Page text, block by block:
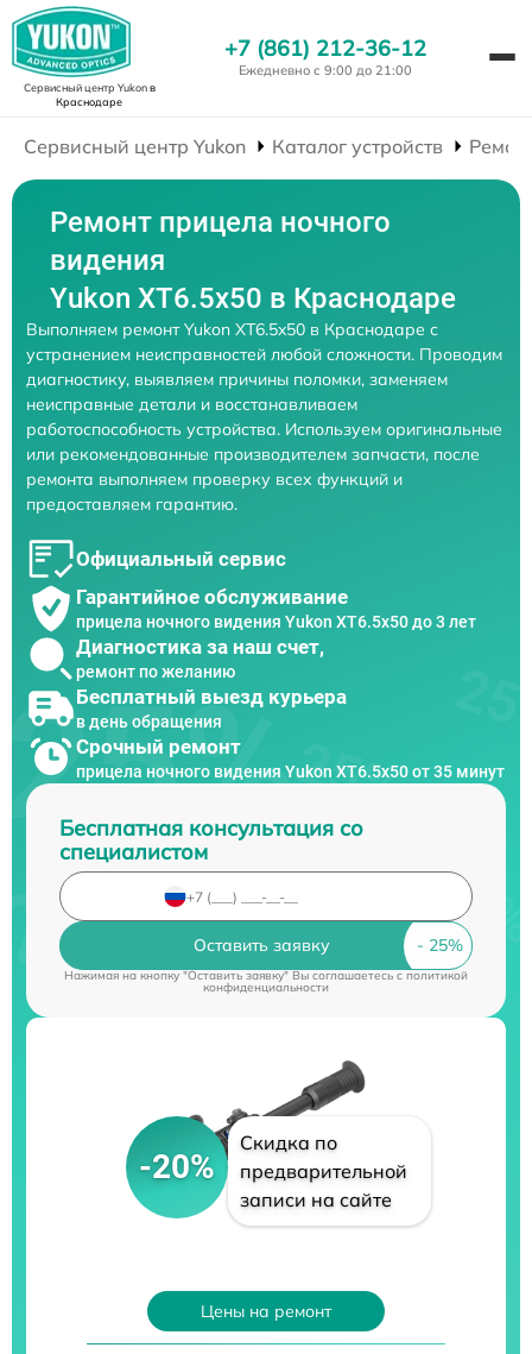
Сервисный центр Yukonв
Краснодаре
+7 (861) 212-36-12
Ежедневно с 9:00 до 21:00
Сервисный центр Yukon Каталог устройств
Ремонт прицела ночного
видения
Yukon XT6.5x50 в Краснодаре
Выполняем ремонт Yukon XT6.5x50 в Краснодаре с
устранением неисправностей любой сложности. Проводим
диагностику, выявляем причины поломки, заменяем
неисправные детали и восстанавливаем
работоспособность устройства. Используем оригинальные
или рекомендованные производителем запчасти, после
ремонта выполняем проверку всех функций и
предоставляем гарантию.
Официальный сервис
Гарантийное обслуживание
прицела ночного видения Yukon XT6.5x50 до 3 лет
Диагностика за наш счет,
ремонт по желанию
Бесплатный выезд курьера
в день обращения
Срочный ремонт
прицела ночного видения Yukon XT6.5x50 от 35 минут
Бесплатная консультация со
специалистом
Оставить заявку
Нажимая на кнопку "Оставить заявку" Вы соглашаетесь cполитикой
конфиденциальности
-20%
Скидка по
предварительной
записи на сайте
Цены на ремонт